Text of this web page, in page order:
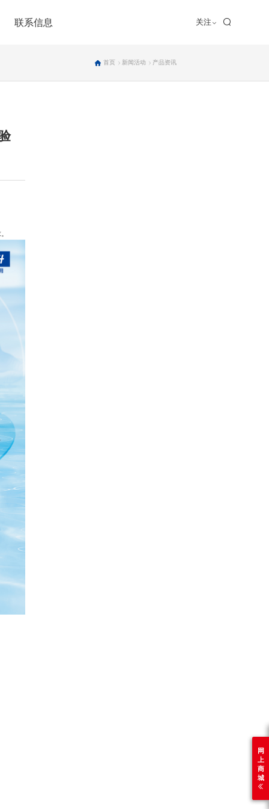
联系信息 关注
加盟合作
首页 新闻活动 产品资讯
网
上
商
城